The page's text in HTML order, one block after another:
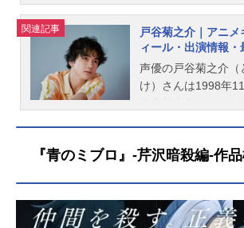
じめ、『
太郎役など、人気作
ーを多く演じていま
は、杉田智和さんの
ご紹介！
関連記事
戸谷菊之介｜アニメ
ィール・出演情報
声優の戸谷菊之介（
け）さんは1998年
『青のミブロ』-芹沢暗殺編-作